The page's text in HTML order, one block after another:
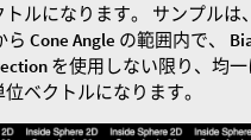
トルになります。 サンプルは
ら Cone Angle の範囲内で、
を使用しない限り、均
ベクトルになります。